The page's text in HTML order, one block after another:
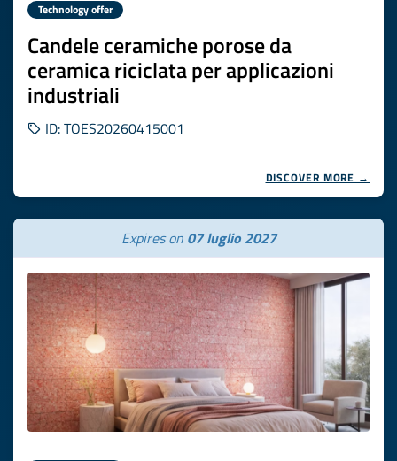
Technology offer
Candele ceramiche porose da
ceramica riciclata per applicazioni
industriali
ID: TOES20260415001
DISCOVER MORE →
Expires on 07 luglio 2027